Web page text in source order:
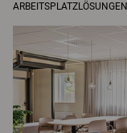
ARBEITSPLATZLÖSUNGEN